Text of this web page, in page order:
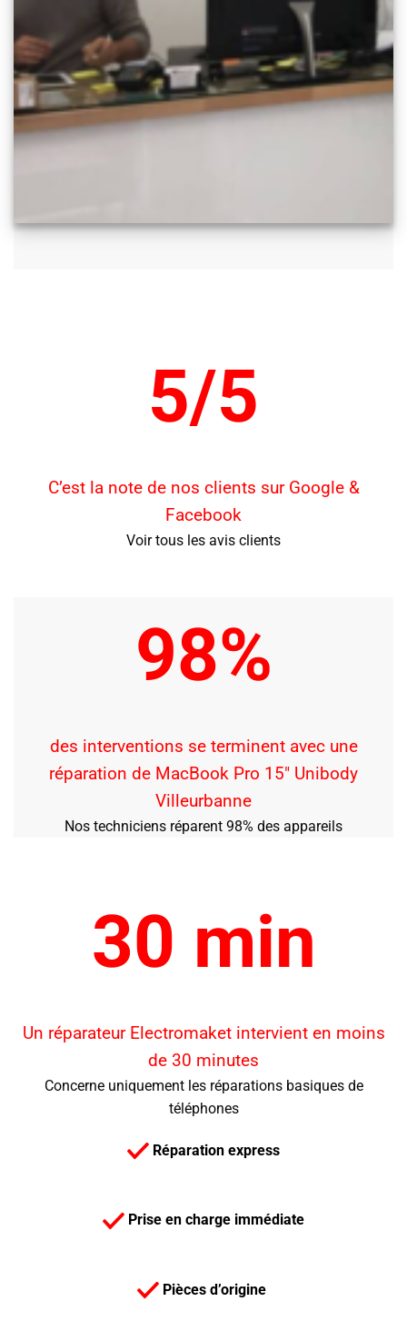
5/5
C’est la note de nos clients sur Google &
Facebook
Voir tous les avis clients
98%
des interventions se terminent avec une
réparation de MacBook Pro 15″ Unibody
Villeurbanne
Nos techniciens réparent 98% des appareils
30 min
Un réparateur Electromaket intervient en moins
de 30 minutes
Concerne uniquement les réparations basiques de
téléphones
Réparation express
Prise en charge immédiate
Pièces d’origine